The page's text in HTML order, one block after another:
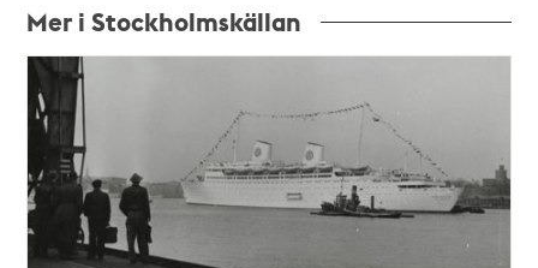
Mer i Stockholmskällan
Relaterade
poster
och
teman